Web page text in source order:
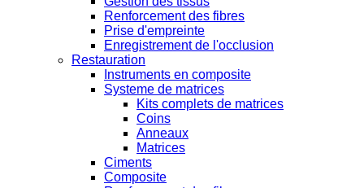
Renforcement des fibres
Prise d'empreinte
Enregistrement de l'occlusion
Restauration
Instruments en composite
Systeme de matrices
Kits complets de matrices
Coins
Anneaux
Matrices
Ciments
Composite